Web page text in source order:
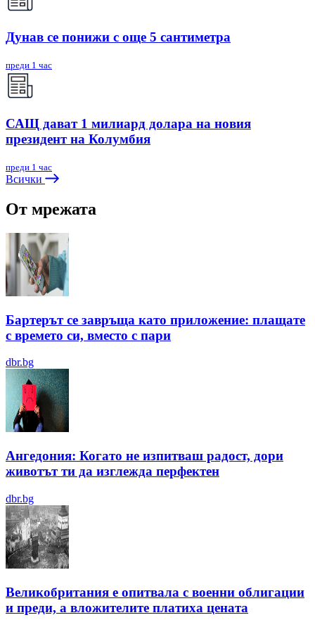
Дунав се понижи с още 5 сантиметра
преди 1 час
САЩ дават 1 милиард долара на новия
президент на Колумбия
преди 1 час
Всички
От мрежата
Бартерът се завръща като приложение: плащате
с времето си, вместо с пари
dbr.bg
Ангедония: Когато не изпитваш радост, дори
животът ти да изглежда перфектен
dbr.bg
Великобритания е опитвала с военни облигации
и преди, а вложителите платиха цената